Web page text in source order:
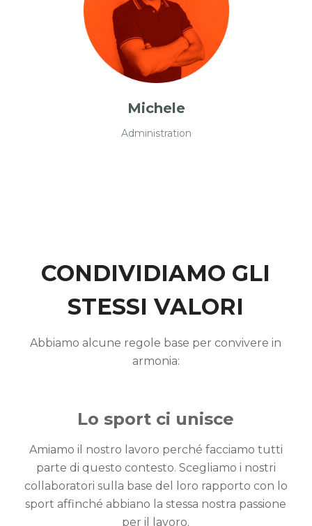
Michele
Administration
CONDIVIDIAMO GLI
STESSI VALORI
Abbiamo alcune regole base per convivere in
armonia:
Lo sport ci unisce
Amiamo il nostro lavoro perché facciamo tutti
parte di questo contesto. Scegliamo i nostri
collaboratori sulla base del loro rapporto con lo
sport affinché abbiano la stessa nostra passione
per il lavoro.